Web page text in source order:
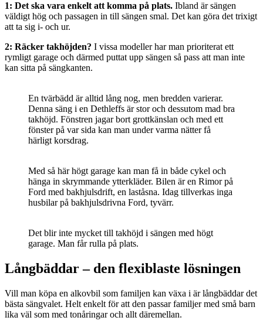
1: Det ska vara enkelt att komma på plats. Ibland är sängen
väldigt hög och passagen in till sängen smal. Det kan göra det trixigt
att ta sig i- och ur.
2: Räcker takhöjden? I vissa modeller har man prioriterat ett
rymligt garage och därmed puttat upp sängen så pass att man inte
kan sitta på sängkanten.
En tvärbädd är alltid lång nog, men bredden varierar.
Denna säng i en Dethleffs är stor och dessutom mad bra
takhöjd. Fönstren jagar bort grottkänslan och med ett
fönster på var sida kan man under varma nätter få
härligt korsdrag.
Med så här högt garage kan man få in både cykel och
hänga in skrymmande ytterkläder. Bilen är en Rimor på
Ford med bakhjulsdrift, en laståsna. Idag tillverkas inga
husbilar på bakhjulsdrivna Ford, tyvärr.
Det blir inte mycket till takhöjd i sängen med högt
garage. Man får rulla på plats.
Långbäddar – den flexiblaste lösningen
Vill man köpa en alkovbil som familjen kan växa i är långbäddar det
bästa sängvalet. Helt enkelt för att den passar familjer med små barn
lika väl som med tonåringar och allt däremellan.